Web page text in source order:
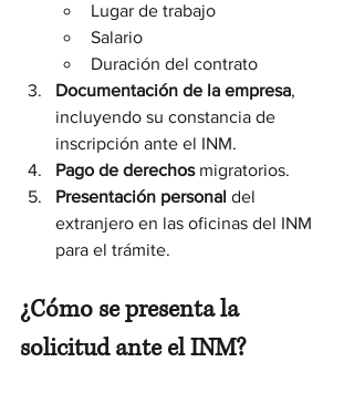
Lugar de trabajo
Salario
Duración del contrato
Documentación de la empresa,
incluyendo su constancia de
inscripción ante el INM.
Pago de derechos migratorios.
Presentación personal del
extranjero en las oficinas del INM
para el trámite.
¿Cómo se presenta la
solicitud ante el INM?